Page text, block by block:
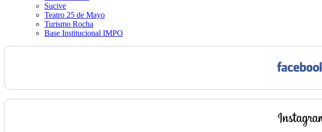
Sucive
Teatro 25 de Mayo
Turismo Rocha
Base Institucional IMPO